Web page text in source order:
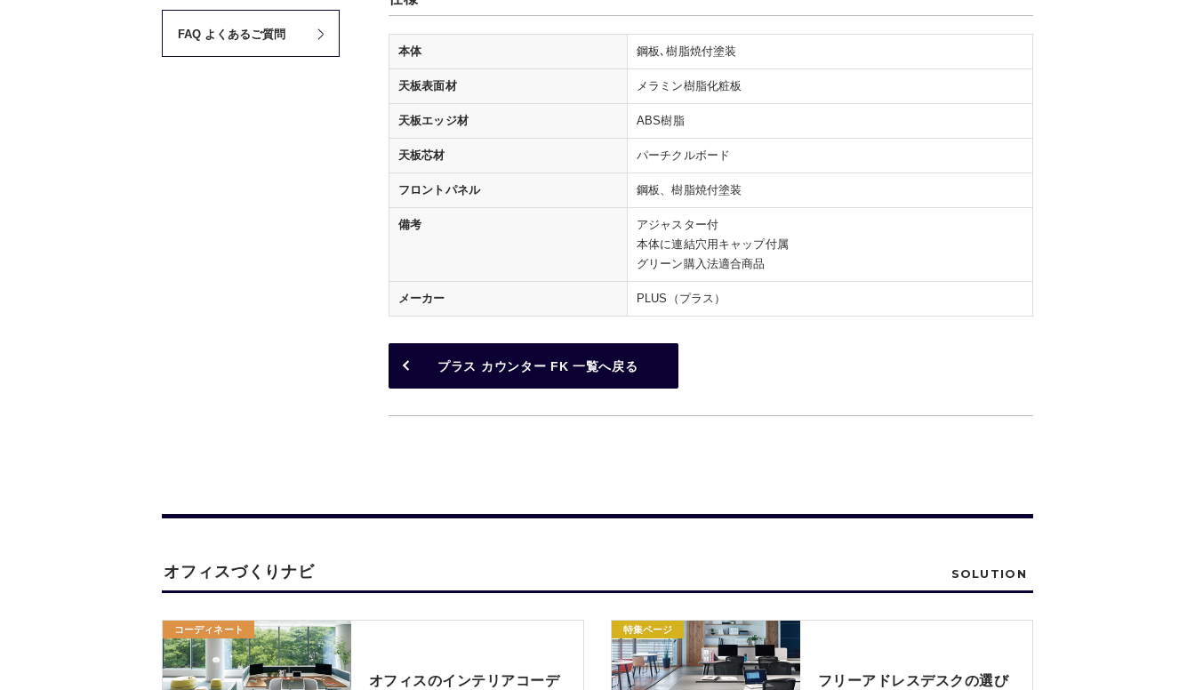
本体 鋼板､樹脂焼付塗装
天板表面材 メラミン樹脂化粧板
天板エッジ材 ABS樹脂
天板芯材 パーチクルボード
フロントパネル 鋼板、樹脂焼付塗装
備考
アジャスター付
本体に連結穴用キャップ付属
グリーン購入法適合商品
メーカー PLUS（プラス）
プラス カウンター FK 一覧へ戻る
FAQ よくあるご質問
オフィスづくりナビ SOLUTION
コーディネート
オフィスのインテリアコーデ
特集ページ
フリーアドレスデスクの選び